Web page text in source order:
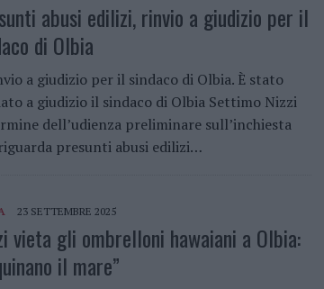
abusi edilizi, rinvio a giudizio per il
di Olbia
a giudizio per il sindaco di Olbia. È stato
a giudizio il sindaco di Olbia Settimo Nizzi
dell’udienza preliminare sull’inchiesta
presunti abusi edilizi…
23 SETTEMBRE 2025
vieta gli ombrelloni hawaiani a Olbia:
il mare”